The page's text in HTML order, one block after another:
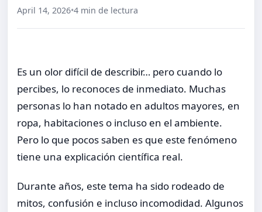
April 14, 2026•4 min de lectura
Es un olor difícil de describir… pero cuando lo
percibes, lo reconoces de inmediato. Muchas
personas lo han notado en adultos mayores, en
ropa, habitaciones o incluso en el ambiente.
Pero lo que pocos saben es que este fenómeno
tiene una explicación científica real.
Durante años, este tema ha sido rodeado de
mitos, confusión e incluso incomodidad. Algunos